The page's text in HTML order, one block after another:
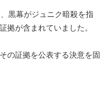
黒幕がジュニク暗殺を指
拠が含まれていました。
の証拠を公表する決意を固